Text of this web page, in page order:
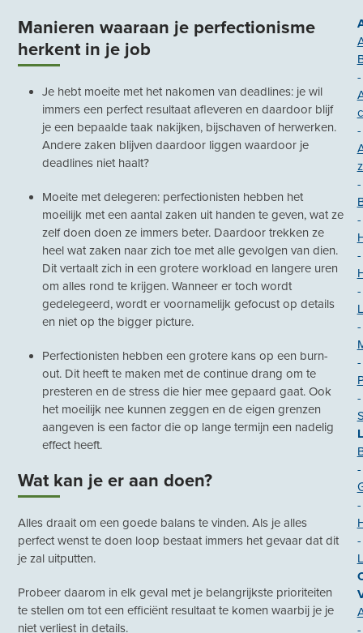
Manieren waaraan je perfectionisme
herkent in je job
Je hebt moeite met het nakomen van deadlines: je wil
immers een perfect resultaat afleveren en daardoor blijf
je een bepaalde taak nakijken, bijschaven of herwerken.
Andere zaken blijven daardoor liggen waardoor je
deadlines niet haalt?
Moeite met delegeren: perfectionisten hebben het
moeilijk met een aantal zaken uit handen te geven, wat ze
zelf doen doen ze immers beter. Daardoor trekken ze
heel wat zaken naar zich toe met alle gevolgen van dien.
Dit vertaalt zich in een grotere workload en langere uren
om alles rond te krijgen. Wanneer er toch wordt
gedelegeerd, wordt er voornamelijk gefocust op details
en niet op the bigger picture.
Perfectionisten hebben een grotere kans op een burn-
out. Dit heeft te maken met de continue drang om te
presteren en de stress die hier mee gepaard gaat. Ook
het moeilijk nee kunnen zeggen en de eigen grenzen
aangeven is een factor die op lange termijn een nadelig
effect heeft.
Wat kan je er aan doen?
Alles draait om een goede balans te vinden. Als je alles
perfect wenst te doen loop bestaat immers het gevaar dat dit
je zal uitputten.
Probeer daarom in elk geval met je belangrijkste prioriteiten
te stellen om tot een efficiënt resultaat te komen waarbij je je
niet verliest in details.
-
-
-
-
-
-
-
-
-
-
-
-
-